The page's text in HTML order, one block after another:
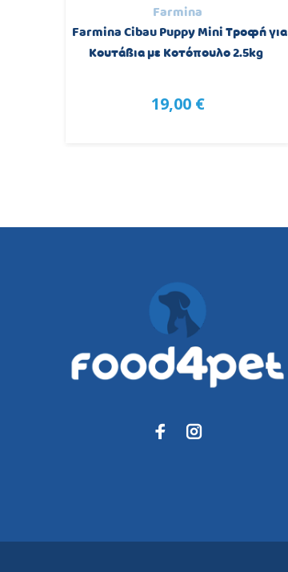
Farmina
Farmina Cibau Puppy Mini Τροφή για
Κουτάβια με Κοτόπουλο 2.5kg
19,00 €